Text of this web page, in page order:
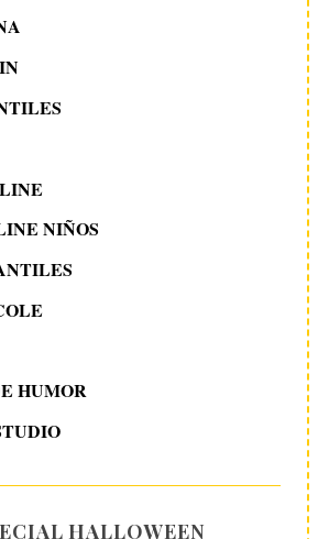
NIÑOS
HUMOR
HALLOWEEN